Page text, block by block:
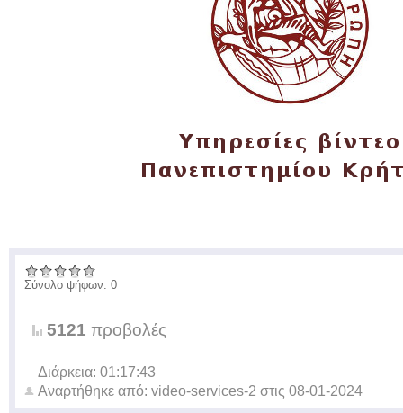
Σύνολο ψήφων: 0
5121 προβολές
Διάρκεια: 01:17:43
Αναρτήθηκε από: video-services-2 στις 08-01-2024